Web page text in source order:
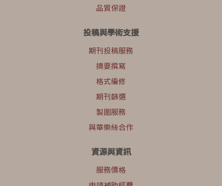
品質保證
投稿與學術支援
期刊投稿服務
摘要撰寫
格式編修
期刊篩選
製圖服務
與華樂絲合作
資源與資訊
服務價格